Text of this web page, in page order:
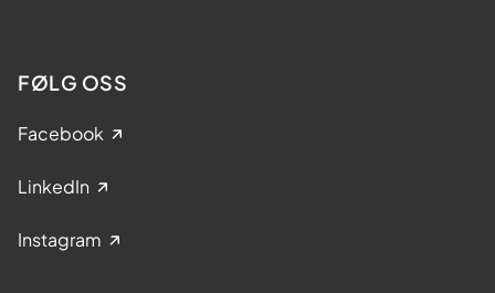
FØLG OSS
Facebook
LinkedIn
Instagram